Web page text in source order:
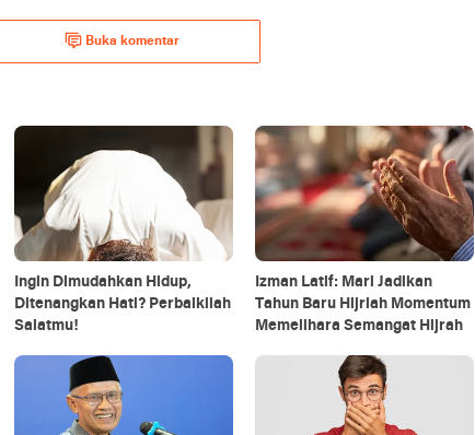
Buka komentar
Ingin Dimudahkan Hidup,
Ditenangkan Hati? Perbaikilah
Salatmu!
Izman Latif: Mari Jadikan
Tahun Baru Hijriah Momentum
Memelihara Semangat Hijrah